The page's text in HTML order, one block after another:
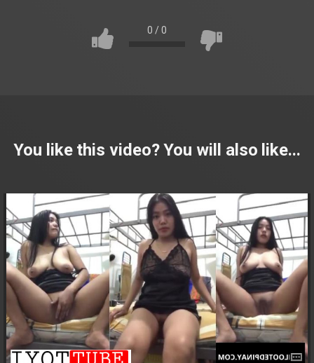
0 /0
You like this video? You will also like...